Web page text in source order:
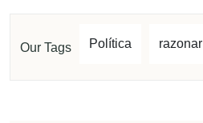
Our Tags Política razonar